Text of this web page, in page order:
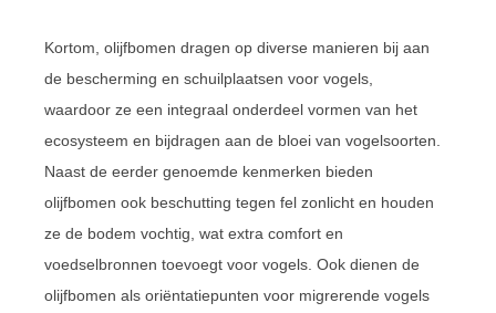
Kortom, olijfbomen dragen op diverse manieren bij aan
de bescherming en schuilplaatsen voor vogels,
waardoor ze een integraal onderdeel vormen van het
ecosysteem en bijdragen aan de bloei van vogelsoorten.
Naast de eerder genoemde kenmerken bieden
olijfbomen ook beschutting tegen fel zonlicht en houden
ze de bodem vochtig, wat extra comfort en
voedselbronnen toevoegt voor vogels. Ook dienen de
olijfbomen als oriëntatiepunten voor migrerende vogels